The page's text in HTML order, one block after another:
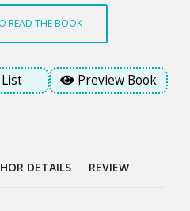
ভেতর নিবুনিবু হারিকেনের ম্লান আলোটা
গাছপালায় মৃদু বাতাসের চলাচল। টিনের
একটু শীত করে টুনির। একটু একটু ভয়। মার
টুনি।
READ THE BOOK
Preview Book
DETAILS REVIEW